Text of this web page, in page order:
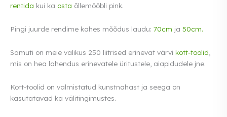
rentida kui ka osta õllemööbli pink.
Pingi juurde rendime kahes mõõdus laudu: 70cm ja 50cm.
Samuti on meie valikus 250 liitrised erinevat värvi kott-toolid
mis on hea lahendus erinevatele üritustele, aiapidudele jne.
Kott-toolid on valmistatud kunstnahast ja seega on
kasutatavad ka välitingimustes.